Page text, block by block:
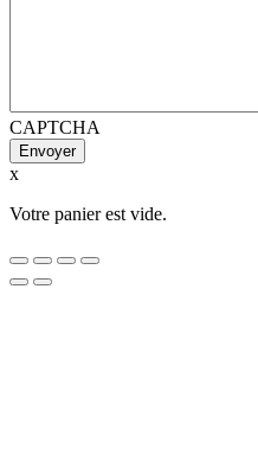
CAPTCHA
x
Votre panier est vide.